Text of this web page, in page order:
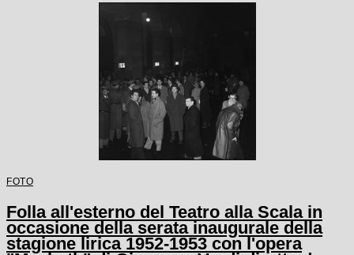
FOTO
Folla all'esterno del Teatro alla Scala in
occasione della serata inaugurale della
stagione lirica 1952-1953 con l'opera